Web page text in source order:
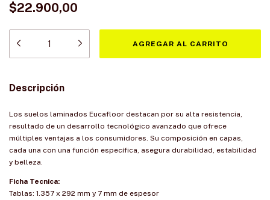
$22.900,00
Descripción
Los suelos laminados Eucafloor destacan por su alta resistencia,
resultado de un desarrollo tecnológico avanzado que ofrece
múltiples ventajas a los consumidores. Su composición en capas,
cada una con una función específica, asegura durabilidad, estabilidad
y belleza.
Ficha Tecnica:
Tablas: 1.357 x 292 mm y 7 mm de espesor